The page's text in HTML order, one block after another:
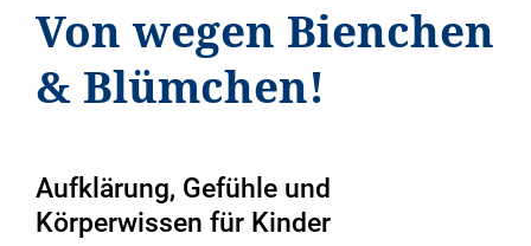
Von wegen Bienchen
& Blümchen!
Aufklärung, Gefühle und
Körperwissen für Kinder